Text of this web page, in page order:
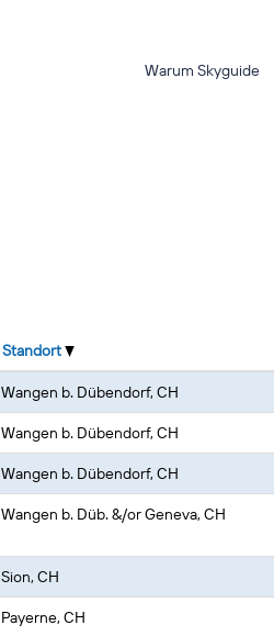
Warum Skyguide
Standort
Wangen b. Dübendorf, CH
Wangen b. Dübendorf, CH
Wangen b. Dübendorf, CH
Wangen b. Düb. &/or Geneva, CH
Sion, CH
Payerne, CH